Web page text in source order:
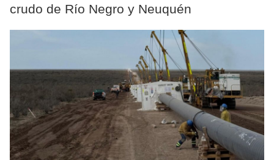
crudo de Río Negro y Neuquén